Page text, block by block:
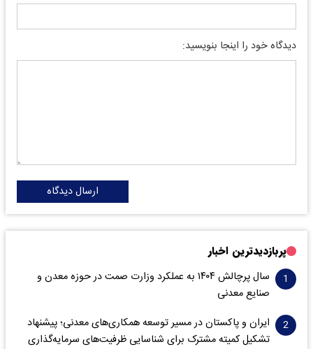
دیدگاه خود را اینجا بنویسید:
ارسال دیدگاه
پربازدیدترین اخبار
سال پرچالش ۱۴۰۴ به عملکرد وزارت صمت در حوزه معدن و
صنایع معدنی
ایران و پاکستان در مسیر توسعه همکاری‌های معدنی؛ پیشنهاد
تشکیل کمیته مشترک برای شناسایی ظرفیت‌های سرمایه‌گذاری